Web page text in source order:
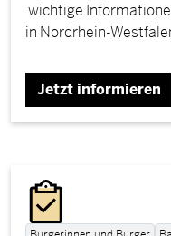
wichtige
in Nordrhein-
Jetzt informieren